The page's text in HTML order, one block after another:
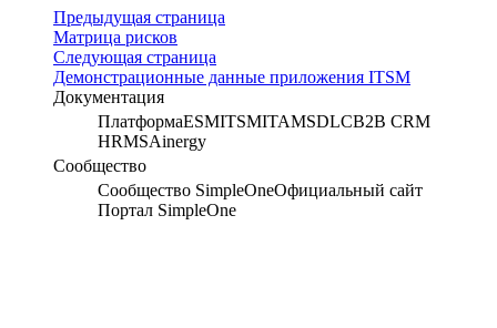
Предыдущая страница
Матрица рисков
Следующая страница
Демонстрационные данные приложения ITSM
Документация
ПлатформаESMITSMITAMSDLCB2B CRM
HRMSAinergy
Сообщество
Сообщество SimpleOneОфициальный сайт
Портал SimpleOne